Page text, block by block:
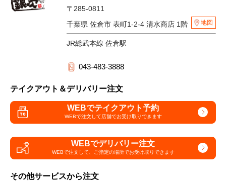
〒285-0811
千葉県 佐倉市 表町1-2-4 清水商店 1階
地図
JR総武本線 佐倉駅
043-483-3888
テイクアウト＆デリバリー注文
WEBでテイクアウト予約
WEBで注文して店舗でお受け取りできます
WEBでデリバリー注文
WEBで注文して、 ご指定の場所でお受け取りできます
その他サービスから注文